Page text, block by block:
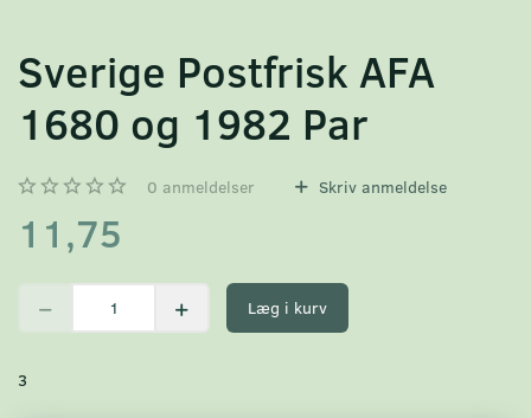
Sverige Postfrisk AFA
1680 og 1982 Par
0 anmeldelser Skriv anmeldelse
11,75
Læg i kurv
3